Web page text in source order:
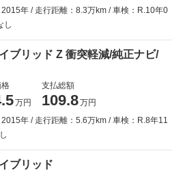
年
走行距離：8.3万km
車検：R.10年0
し
ブリッド Z 衝突軽減/純正ナビ/
万円
支払総額
109.8万円
年
走行距離：5.6万km
車検：R.8年11
ブリッド